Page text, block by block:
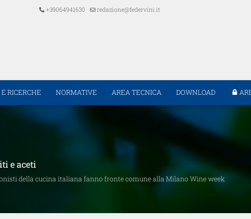
+39064941630 redazione@federvini.it
RICERCHE NORMATIVE AREA TECNICA DOWNLOAD
e aceti
della cucina italiana fanno fronte comune alla Milano Wine week